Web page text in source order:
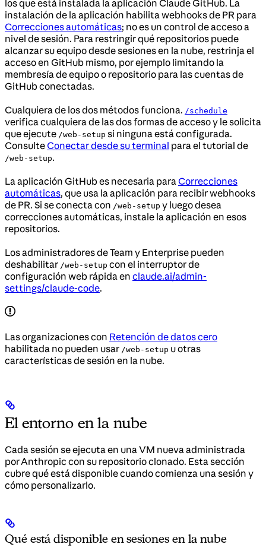
los que está instalada la aplicación Claude GitHub. La
instalación de la aplicación habilita webhooks de PR para
Correcciones automáticas; no es un control de acceso a
nivel de sesión. Para restringir qué repositorios puede
alcanzar su equipo desde sesiones en la nube, restrinja el
acceso en GitHub mismo, por ejemplo limitando la
membresía de equipo o repositorio para las cuentas de
GitHub conectadas.
Cualquiera de los dos métodos funciona. /schedule
verifica cualquiera de las dos formas de acceso y le solicita
que ejecute /web-setup si ninguna está configurada.
ConsulteConectar desde su terminal para el tutorial de
/web-setup.
La aplicación GitHub es necesaria paraCorrecciones
automáticas, que usa la aplicación para recibir webhooks
de PR. Si se conecta con /web-setup y luego desea
correcciones automáticas, instale la aplicación en esos
repositorios.
Los administradores de Team y Enterprise pueden
deshabilitar /web-setup con el interruptor de
configuración web rápida en claude.ai/admin-
settings/claude-code.
Las organizaciones con Retención de datos cero
habilitada no pueden usar /web-setup u otras
características de sesión en la nube.
El entorno en la nube
Cada sesión se ejecuta en una VM nueva administrada
por Anthropic con su repositorio clonado. Esta sección
cubre qué está disponible cuando comienza una sesión y
cómo personalizarlo.
Qué está disponible en sesiones en la nube